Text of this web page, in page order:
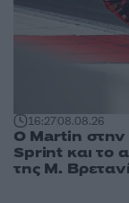
16:2708.08.26
O Martin στην
Sprint και το
της Μ.